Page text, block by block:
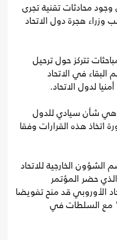
محادثات تقنية تجرى
وزراء هجرة دول الاتحاد
تتركز حول ترحيل
في الاتحاد
لدول الاتحاد.
هي شأن سيادي للدول
اتخاذ هذه القرارات وفقا
الشؤون الخارجية للاتحاد
حضر المؤتمر
الأوروبي قد منح تفويضا
مع السلطات في